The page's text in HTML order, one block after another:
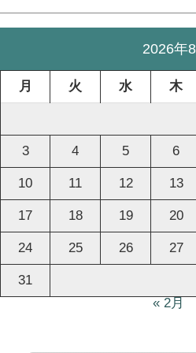
2026年
月 火 水 木
3 4 5 6
10 11 12 13
17 18 19 20
24 25 26 27
31
« 2月